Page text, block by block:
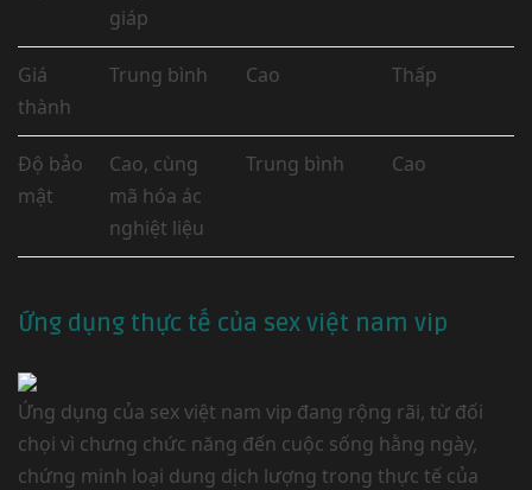
giáp
Giá
thành
Trung bình Cao Thấp
Độ bảo
mật
Cao, cùng
mã hóa ác
nghiệt liệu
Trung bình Cao
Ứng dụng thực tế của sex việt nam vip
Ứng dụng của sex việt nam vip đang rộng rãi, từ đối
chọi vì chưng chức năng đến cuộc sống hằng ngày,
chứng minh loại dung dịch lượng trong thực tế của